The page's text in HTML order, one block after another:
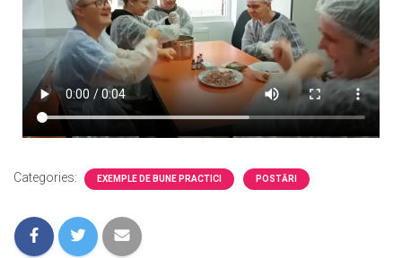
Categories: EXEMPLE DE BUNE PRACTICI POSTĂRI